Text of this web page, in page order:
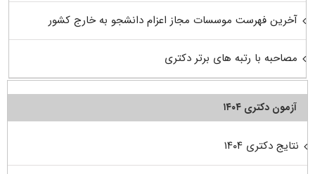
آخرین فهرست موسسات مجاز اعزام دانشجو به خارج کشور
مصاحبه با رتبه های برتر دکتری
آزمون دکتری ۱۴۰۴
نتایج دکتری ۱۴۰۴